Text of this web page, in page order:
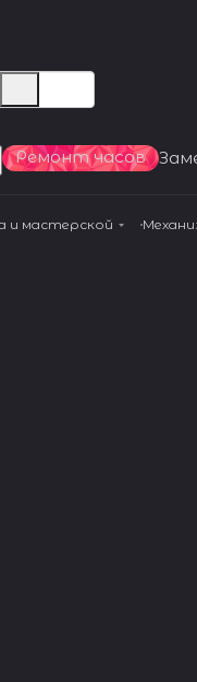
Ремонт часов
и мастерской